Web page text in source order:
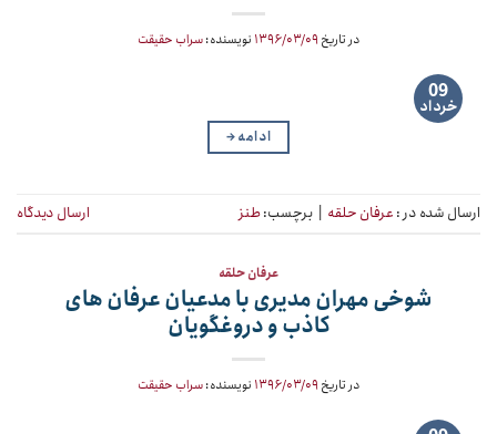
در تاریخ ۱۳۹۶/۰۳/۰۹ نویسنده:سراب حقیقت
09
خرداد
ادامه→
ارسال شده در : عرفان حلقه برچسب:طنز ارسال دیدگاه
عرفان حلقه
شوخی مهران مدیری با مدعیان عرفان های
کاذب و دروغگویان
در تاریخ ۱۳۹۶/۰۳/۰۹ نویسنده:سراب حقیقت